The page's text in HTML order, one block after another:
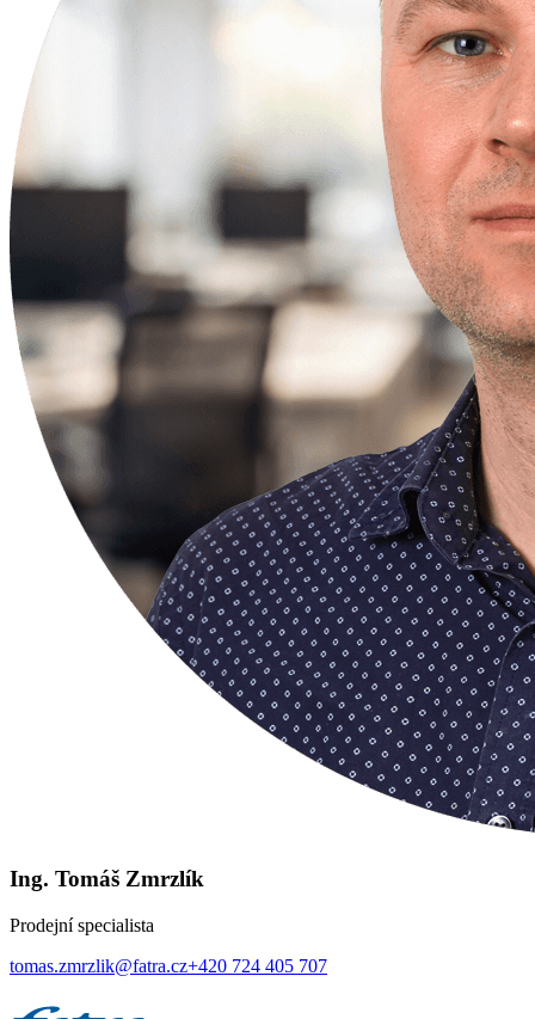
Ing. Tomáš Zmrzlík
Prodejní specialista
tomas.zmrzlik@fatra.cz+420 724 405 707